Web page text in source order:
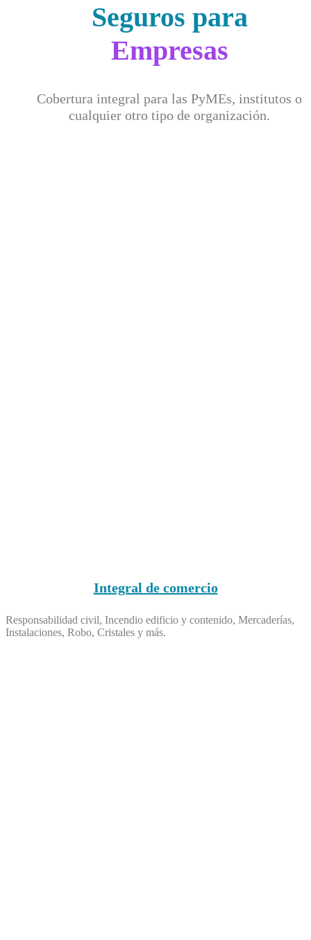
Seguros para
Empresas
Cobertura integral para las PyMEs, institutos o
cualquier otro tipo de organización.
Integral de comercio
Responsabilidad civil, Incendio edificio y contenido, Mercaderías,
Instalaciones, Robo, Cristales y más.